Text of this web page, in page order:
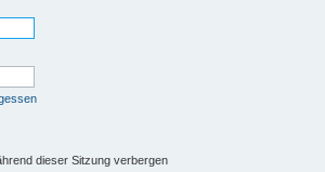
dieser Sitzung verbergen